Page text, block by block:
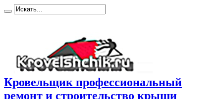
Кровельщик профессиональный
ремонт и строительство крыши